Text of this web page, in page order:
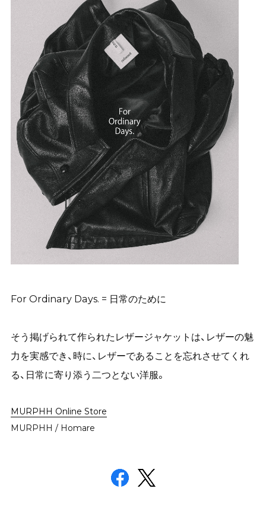
For Ordinary Days. = 日常のために
そう掲げられて作られたレザージャケットは、レザーの魅
力を実感でき、時に、レザーであることを忘れさせてくれ
る、日常に寄り添う二つとない洋服。
MURPHH Online Store
MURPHH / Homare